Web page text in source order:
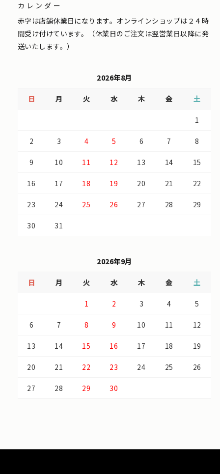
カレンダー
赤字は店舗休業日になります。オンラインショップは２４時
間受け付けています。（休業日のご注文は翌営業日以降に発
送いたします。）
2026年8月
日 月 火 水 木 金 土
1
2 3 4 5 6 7 8
9 10 11 12 13 14 15
16 17 18 19 20 21 22
23 24 25 26 27 28 29
30 31
2026年9月
日 月 火 水 木 金 土
1 2 3 4 5
6 7 8 9 10 11 12
13 14 15 16 17 18 19
20 21 22 23 24 25 26
27 28 29 30